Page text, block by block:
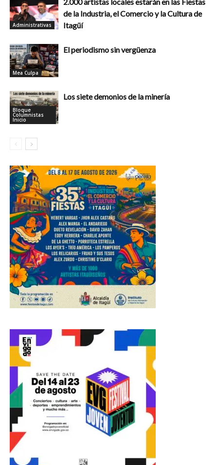
Administrativas
de la Industria, el Comercio y la Cultura de
Itagüí
Mea Culpa
El periodismo sin vergüenza
Bloque
Columnistas
Inicio
Los siete demonios de la minería